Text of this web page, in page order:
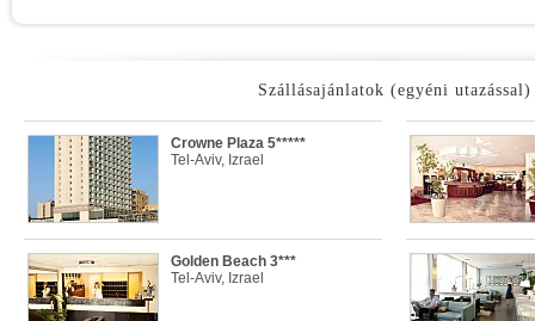
Szállásajánlatok (egyéni utazással)
Crowne Plaza 5*****
Tel-Aviv, Izrael
Golden Beach 3***
Tel-Aviv, Izrael